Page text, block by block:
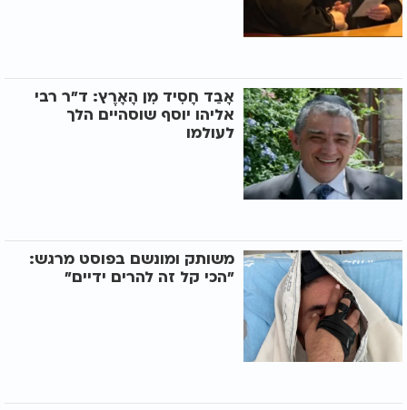
אָבַד חָסִיד מִן הָאָרֶץ: ד"ר רבי
אליהו יוסף שוסהיים הלך
לעולמו
משותק ומונשם בפוסט מרגש:
"הכי קל זה להרים ידיים"